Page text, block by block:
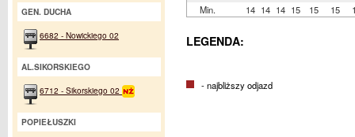
Min.
14 14 14 15 15 15
LEGENDA:
- najbliższy odjazd
GEN. DUCHA
6682 - Nowickiego 02
AL.SIKORSKIEGO
6712 - Sikorskiego 02
POPIEŁUSZKI